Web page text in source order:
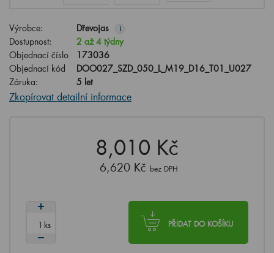
Výrobce: Dřevojas i
Dostupnost:
2 až 4 týdny
Objednací číslo
173036
Objednací kód
DOO027_SZD_050_L_M19_D16_T01_U027
Záruka:
5 let
Zkopírovat detailní informace
8,010 Kč
6,620 Kč bez DPH
PŘIDAT DO KOŠÍKU
ks